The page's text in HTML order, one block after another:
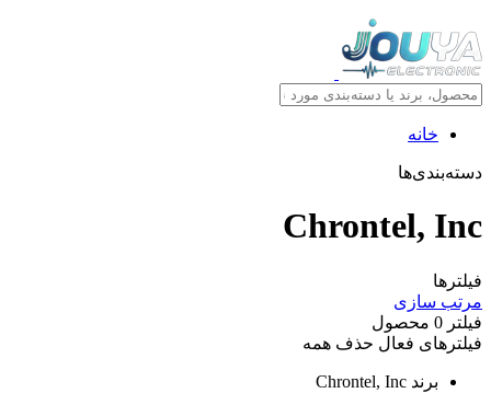
خانه
دسته‌بندی‌ها
Chrontel, Inc
فیلترها
مرتب سازی
فیلتر 0 محصول
فیلترهای فعال حذف همه
برند Chrontel, Inc